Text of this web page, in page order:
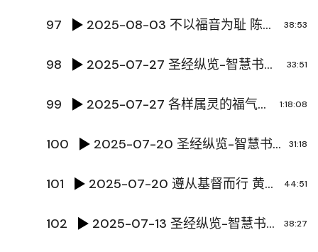
97 2025-08-03 不以福音为耻 陈国辉传道 38:53
98 2025-07-27 圣经纵览-智慧书7-箴言 陈国辉传道 33:51
99 2025-07-27 各样属灵的福气下 王占臣牧师 1:18:08
100 2025-07-20 圣经纵览-智慧书6-箴言 陈国辉传道 31:18
101 2025-07-20 遵从基督而行 黄文超牧师 44:51
102 2025-07-13 圣经纵览-智慧书5 陈国辉传道 38:27